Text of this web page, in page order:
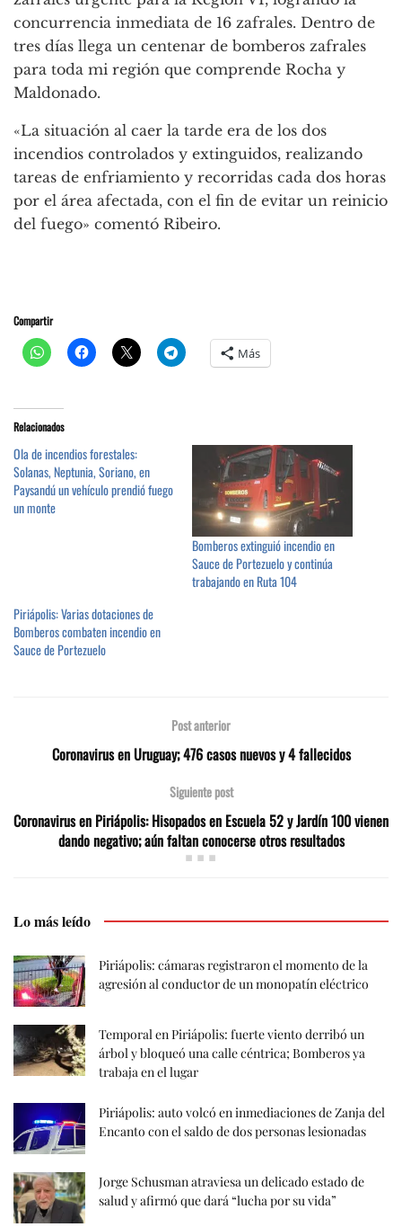
concurrencia inmediata de 16 zafrales. Dentro de
tres días llega un centenar de bomberos zafrales
para toda mi región que comprende Rocha y
Maldonado.
«La situación al caer la tarde era de los dos
incendios controlados y extinguidos, realizando
tareas de enfriamiento y recorridas cada dos horas
por el área afectada, con el fin de evitar un reinicio
del fuego» comentó Ribeiro.
Compartir
Más
Relacionados
Ola de incendios forestales:
Solanas, Neptunia, Soriano, en
Paysandú un vehículo prendió fuego
un monte
Bomberos extinguió incendio en
Sauce de Portezuelo y continúa
trabajando en Ruta 104
Piriápolis: Varias dotaciones de
Bomberos combaten incendio en
Sauce de Portezuelo
Post anterior
Coronavirus en Uruguay; 476 casos nuevos y 4 fallecidos
Siguiente post
Coronavirus en Piriápolis: Hisopados en Escuela 52 y Jardín 100 vienen
dando negativo; aún faltan conocerse otros resultados
Lo más leído
Piriápolis: cámaras registraron el momento de la
agresión al conductor de un monopatín eléctrico
Temporal en Piriápolis: fuerte viento derribó un
árbol y bloqueó una calle céntrica; Bomberos ya
trabaja en el lugar
Piriápolis: auto volcó en inmediaciones de Zanja del
Encanto con el saldo de dos personas lesionadas
Jorge Schusman atraviesa un delicado estado de
salud y afirmó que dará “lucha por su vida”